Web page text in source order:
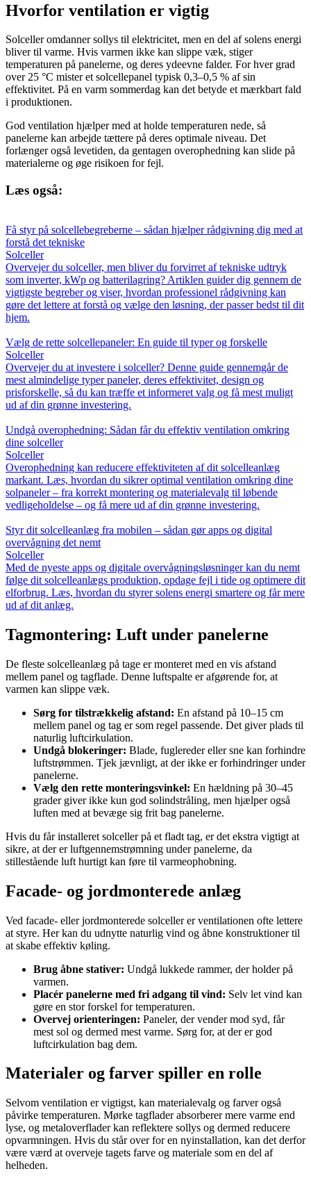
Hvorfor ventilation er vigtig
Solceller omdanner sollys til elektricitet, men en del af solens energi
bliver til varme. Hvis varmen ikke kan slippe væk, stiger
temperaturen på panelerne, og deres ydeevne falder. For hver grad
over 25 °C mister et solcellepanel typisk 0,3–0,5 % af sin
effektivitet. På en varm sommerdag kan det betyde et mærkbart fald
i produktionen.
God ventilation hjælper med at holde temperaturen nede, så
panelerne kan arbejde tættere på deres optimale niveau. Det
forlænger også levetiden, da gentagen overophedning kan slide på
materialerne og øge risikoen for fejl.
Læs også:
Få styr på solcellebegreberne – sådan hjælper rådgivning dig med at
forstå det tekniske
Solceller
Overvejer du solceller, men bliver du forvirret af tekniske udtryk
som inverter, kWp og batterilagring? Artiklen guider dig gennem de
vigtigste begreber og viser, hvordan professionel rådgivning kan
gøre det lettere at forstå og vælge den løsning, der passer bedst til dit
hjem.
Vælg de rette solcellepaneler: En guide til typer og forskelle
Solceller
Overvejer du at investere i solceller? Denne guide gennemgår de
mest almindelige typer paneler, deres effektivitet, design og
prisforskelle, så du kan træffe et informeret valg og få mest muligt
ud af din grønne investering.
Undgå overophedning: Sådan får du effektiv ventilation omkring
dine solceller
Solceller
Overophedning kan reducere effektiviteten af dit solcelleanlæg
markant. Læs, hvordan du sikrer optimal ventilation omkring dine
solpaneler – fra korrekt montering og materialevalg til løbende
vedligeholdelse – og få mere ud af din grønne investering.
Styr dit solcelleanlæg fra mobilen – sådan gør apps og digital
overvågning det nemt
Solceller
Med de nyeste apps og digitale overvågningsløsninger kan du nemt
følge dit solcelleanlægs produktion, opdage fejl i tide og optimere dit
elforbrug. Læs, hvordan du styrer solens energi smartere og får mere
ud af dit anlæg.
Tagmontering: Luft under panelerne
De fleste solcelleanlæg på tage er monteret med en vis afstand
mellem panel og tagflade. Denne luftspalte er afgørende for, at
varmen kan slippe væk.
Sørg for tilstrækkelig afstand: En afstand på 10–15 cm
mellem panel og tag er som regel passende. Det giver plads til
naturlig luftcirkulation.
Undgå blokeringer: Blade, fuglereder eller sne kan forhindre
luftstrømmen. Tjek jævnligt, at der ikke er forhindringer under
panelerne.
Vælg den rette monteringsvinkel: En hældning på 30–45
grader giver ikke kun god solindstråling, men hjælper også
luften med at bevæge sig frit bag panelerne.
Hvis du får installeret solceller på et fladt tag, er det ekstra vigtigt at
sikre, at der er luftgennemstrømning under panelerne, da
stillestående luft hurtigt kan føre til varmeophobning.
Facade- og jordmonterede anlæg
Ved facade- eller jordmonterede solceller er ventilationen ofte lettere
at styre. Her kan du udnytte naturlig vind og åbne konstruktioner til
at skabe effektiv køling.
Brug åbne stativer: Undgå lukkede rammer, der holder på
varmen.
Placér panelerne med fri adgang til vind: Selv let vind kan
gøre en stor forskel for temperaturen.
Overvej orienteringen: Paneler, der vender mod syd, får
mest sol og dermed mest varme. Sørg for, at der er god
luftcirkulation bag dem.
Materialer og farver spiller en rolle
Selvom ventilation er vigtigst, kan materialevalg og farver også
påvirke temperaturen. Mørke tagflader absorberer mere varme end
lyse, og metaloverflader kan reflektere sollys og dermed reducere
opvarmningen. Hvis du står over for en nyinstallation, kan det derfor
være værd at overveje tagets farve og materiale som en del af
helheden.